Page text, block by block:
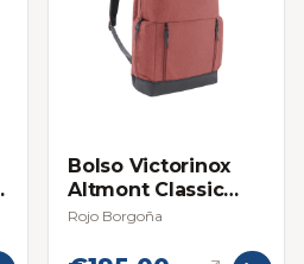
Bolso Victorinox
Altmont Classic
Deluxe
Rojo Borgoña